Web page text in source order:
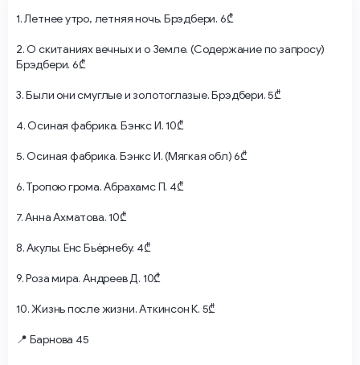
1. Летнее утро, летняя ночь. Брэдбери. 6₾
2. О скитаниях вечных и о Земле. (Содержание по запросу)
Брэдбери. 6₾
3. Были они смуглые и золотоглазые. Брэдбери. 5₾
4. Осиная фабрика. Бэнкс И. 10₾
5. Осиная фабрика. Бэнкс И. (Мягкая обл) 6₾
6. Тропою грома. Абрахамс П. 4₾
7. Анна Ахматова. 10₾
8. Акулы. Енс Бьёрнебу. 4₾
9. Роза мира. Андреев Д. 10₾
10. Жизнь после жизни. Аткинсон К. 5₾
📍 Барнова 45